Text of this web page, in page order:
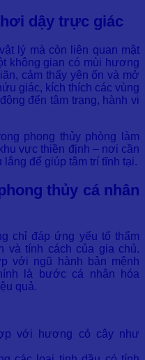
dậy trực giác
lý mà còn liên quan mật
không gian có mùi hương
cảm thấy yên ổn và mở
giác, kích thích các vùng
đến tâm trạng, hành vi
phong thủy phòng làm
vực thiền định – nơi cần
để giúp tâm trí tĩnh tại.
thủy cá nhân
chỉ đáp ứng yếu tố thẩm
và tính cách của gia chủ.
với ngũ hành bản mệnh
là bước cá nhân hóa
quả.
với hương cỏ cây như